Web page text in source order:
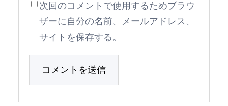
次回のコメントで使用するためブラウ
ザーに自分の名前、メールアドレス、
サイトを保存する。